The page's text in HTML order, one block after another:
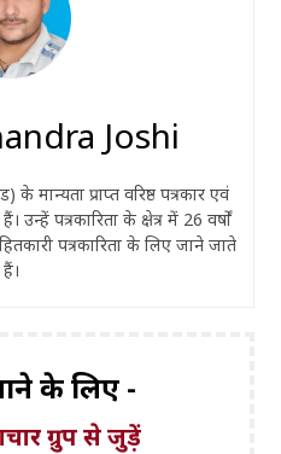
Joshi
के मान्यता प्राप्त वरिष्ठ पत्रकार एवं
उन्हें पत्रकारिता के क्षेत्र में 26 वर्षों
पत्रकारिता के लिए जाने जाते
हैं।
के लिए -
ग्रुप से जुड़ें